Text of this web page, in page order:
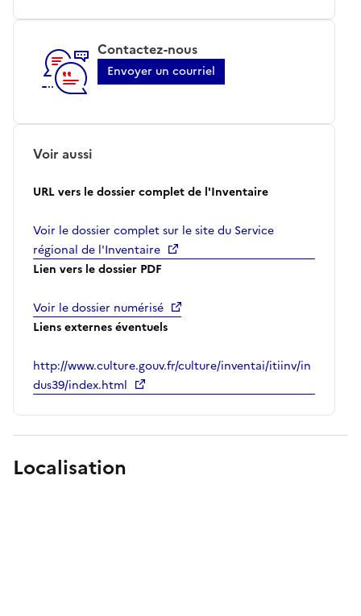
Contactez-nous
Envoyer un courriel
Voir aussi
URL vers le dossier complet de l'Inventaire
Voir le dossier complet sur le site du Service
régional de l'Inventaire
Lien vers le dossier PDF
Voir le dossier numérisé
Liens externes éventuels
http://www.culture.gouv.fr/culture/inventai/itiinv/in
dus39/index.html
Localisation